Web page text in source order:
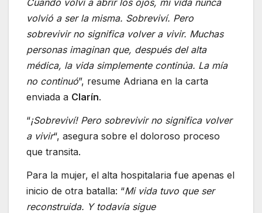
Cuando volví a abrir los ojos, mi vida nunca
volvió a ser la misma. Sobreviví. Pero
sobrevivir no significa volver a vivir. Muchas
personas imaginan que, después del alta
médica, la vida simplemente continúa. La mía
no continuó”, resume Adriana en la carta
enviada a Clarín.
“¡Sobreviví! Pero sobrevivir no significa volver
a vivir“, asegura sobre el doloroso proceso
que transita.
Para la mujer, el alta hospitalaria fue apenas el
inicio de otra batalla: “Mi vida tuvo que ser
reconstruida. Y todavía sigue